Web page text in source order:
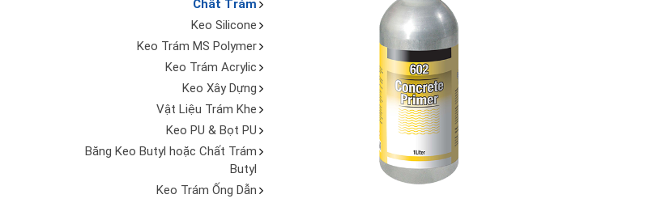
Chất Trám
Keo Silicone
Keo Trám MS Polymer
Keo Trám Acrylic
Keo Xây Dựng
Vật Liệu Trám Khe
Keo PU & Bọt PU
Băng Keo Butyl hoặc Chất Trám
Butyl
Keo Trám Ống Dẫn